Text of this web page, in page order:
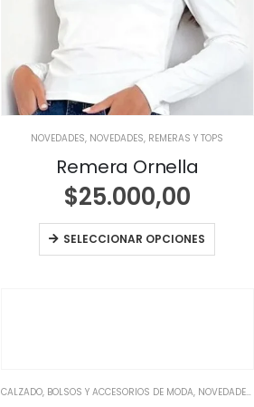
NOVEDADES, NOVEDADES, REMERAS Y TOPS
Remera Ornella
$25.000,00
SELECCIONAR OPCIONES
CALZADO, BOLSOS Y ACCESORIOS DE MODA, NOVEDADES